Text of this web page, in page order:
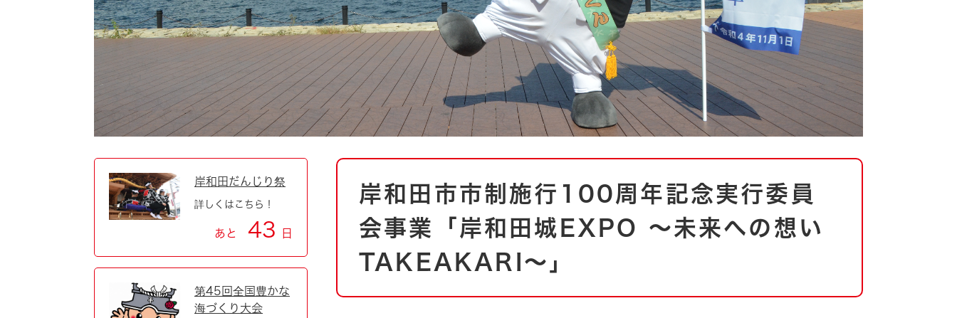
本
岸和田市市制施行100周年記念実行委員
会事業「岸和田城EXPO ～未来への想い
TAKEAKARI～」
岸和田だんじり祭
詳しくはこちら！
あと 43 日
第45回全国豊かな
海づくり大会